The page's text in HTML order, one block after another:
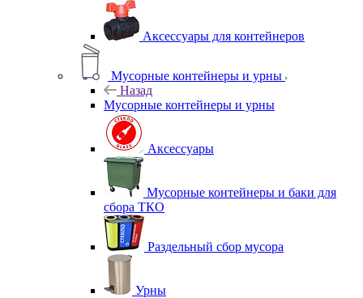
Аксессуары для контейнеров
Мусорные контейнеры и урны
Назад
Мусорные контейнеры и урны
Аксессуары
Мусорные контейнеры и баки для
сбора ТКО
Раздельный сбор мусора
Урны